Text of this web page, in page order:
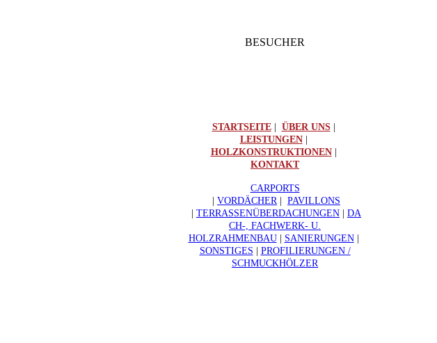
BESUCHER
STARTSEITE| ÜBER UNS|
LEISTUNGEN|
HOLZKONSTRUKTIONEN|
KONTAKT
CARPORTS
VORDÄCHER| PAVILLONS
TERRASSENÜBERDACHUNGEN
DA
CH-, FACHWERK- U.
HOLZRAHMENBAU| SANIERUNGEN|
SONSTIGES
PROFILIERUNGEN /
SCHMUCKHÖLZER